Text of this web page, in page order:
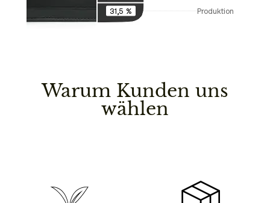
31,5 %
Produktion
Warum Kunden uns
wählen